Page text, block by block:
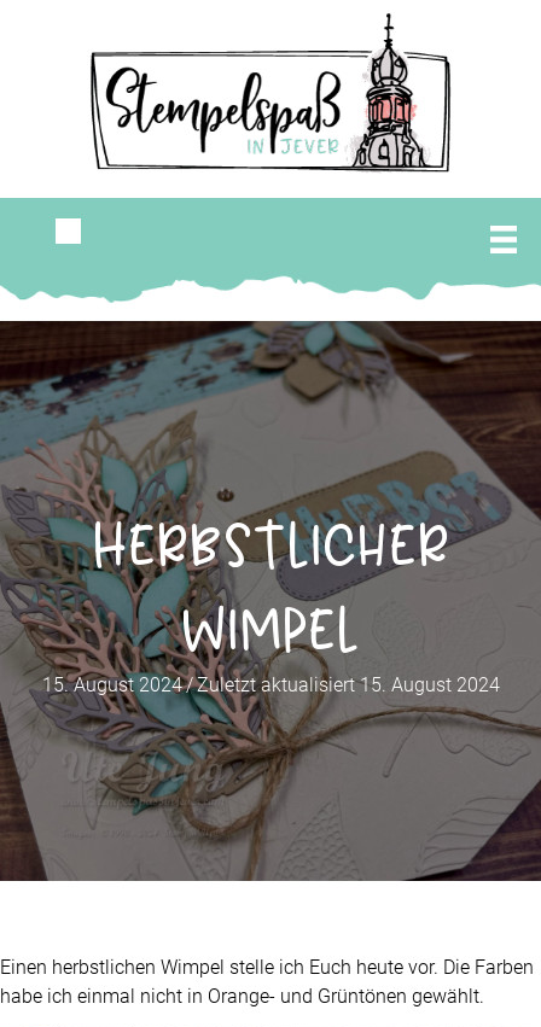
Herbstlicher
Wimpel
15. August 2024/Zuletzt aktualisiert 15. August 2024
Einen herbstlichen Wimpel stelle ich Euch heute vor. Die Farben
habe ich einmal nicht in Orange- und Grüntönen gewählt.